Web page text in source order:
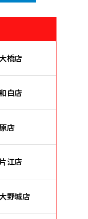
大橋店
白店
原店
片江店
大野城店